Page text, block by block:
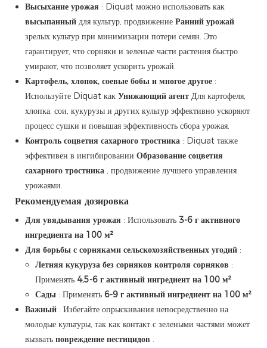
Высыхание урожая : Diquat можно использовать как
высыпанный для культур, продвижение Ранний урожай
зрелых культур при минимизации потери семян. Это
гарантирует, что сорняки и зеленые части растения быстро
умирают, что позволяет ускорить урожай.
Картофель, хлопок, соевые бобы и многое другое :
Используйте Diquat как Унижающий агент Для картофеля,
хлопка, сои, кукурузы и других культур эффективно ускоряют
процесс сушки и повышая эффективность сбора урожая.
Контроль соцветия сахарного тростника : Diquat также
эффективен в ингибировании Образование соцветия
сахарного тростника , продвижение лучшего управления
урожаями.
Рекомендуемая дозировка
Для увядывания урожая : Использовать 3-6 г активного
ингредиента на 100 м²
Для борьбы с сорняками сельскохозяйственных угодий :
Летняя кукуруза без сорняков контроля сорняков :
Применять 4,5-6 г активный ингредиент на 100 м²
Сады : Применять 6-9 г активный ингредиент на 100 м²
Важный : Избегайте опрыскивания непосредственно на
молодые культуры, так как контакт с зелеными частями может
вызвать повреждение пестицидов .